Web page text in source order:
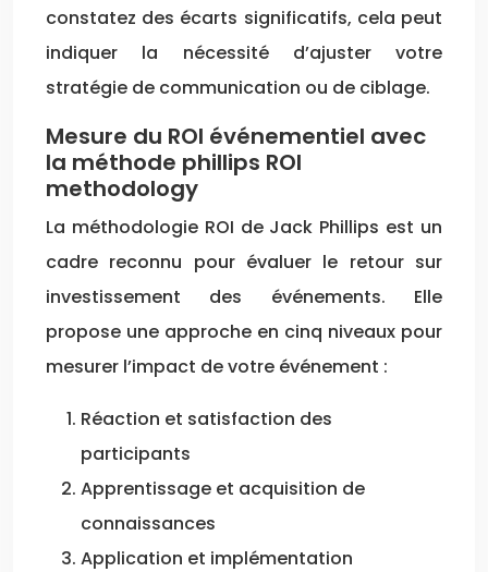
constatez des écarts significatifs, cela peut
indiquer la nécessité d’ajuster votre
stratégie de communication ou de ciblage.
Mesure du ROI événementiel avec
la méthode phillips ROI
methodology
La méthodologie ROI de Jack Phillips est un
cadre reconnu pour évaluer le retour sur
investissement des événements. Elle
propose une approche en cinq niveaux pour
mesurer l’impact de votre événement :
Réaction et satisfaction des
participants
Apprentissage et acquisition de
connaissances
Application et implémentation